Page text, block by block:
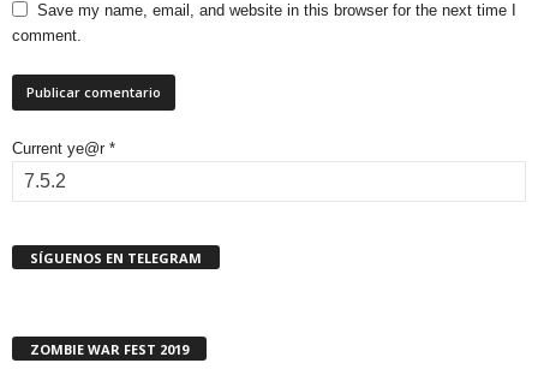
Save my name, email, and website in this browser for the next time I
comment.
Current ye@r *
SÍGUENOS EN TELEGRAM
ZOMBIE WAR FEST 2019